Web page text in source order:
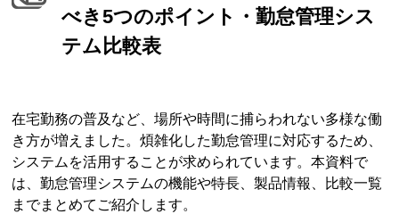
べき5つのポイント・勤怠管理シス
テム比較表
在宅勤務の普及など、場所や時間に捕らわれない多様な働
き方が増えました。煩雑化した勤怠管理に対応するため、
システムを活用することが求められています。本資料で
は、勤怠管理システムの機能や特長、製品情報、比較一覧
までまとめてご紹介します。